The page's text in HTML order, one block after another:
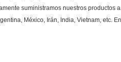
suministramos nuestros productos
México, Irán, India, Vietnam, etc.